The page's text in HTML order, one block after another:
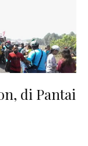
di Pantai